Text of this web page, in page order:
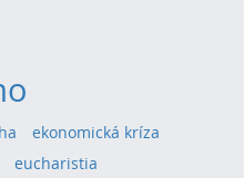
ekonomická kríza
eucharistia